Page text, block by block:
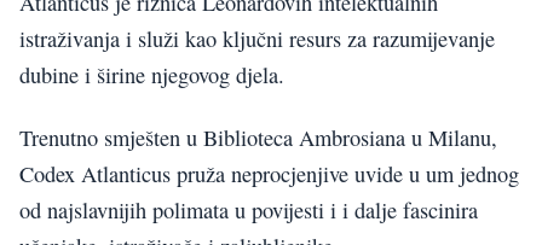
istraživanja i služi kao ključni resurs za razumijevanje
dubine i širine njegovog djela.
Trenutno smješten u Biblioteca Ambrosiana u Milanu,
Codex Atlanticus pruža neprocjenjive uvide u um jednog
od najslavnijih polimata u povijesti i i dalje fascinira